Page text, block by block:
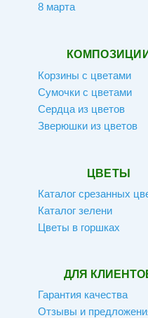
8 марта
КОМПОЗИЦИИ
Корзины с цветами
Сумочки с цветами
Сердца из цветов
Зверюшки из цветов
ЦВЕТЫ
Каталог срезанных
Каталог зелени
Цветы в горшках
ДЛЯ
Гарантия качества
Отзывы и